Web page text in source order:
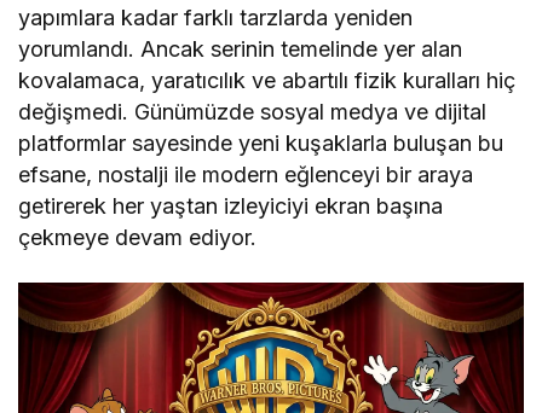
yapımlara kadar farklı tarzlarda yeniden
yorumlandı. Ancak serinin temelinde yer alan
kovalamaca, yaratıcılık ve abartılı fizik kuralları hiç
değişmedi. Günümüzde sosyal medya ve dijital
platformlar sayesinde yeni kuşaklarla buluşan bu
efsane, nostalji ile modern eğlenceyi bir araya
getirerek her yaştan izleyiciyi ekran başına
çekmeye devam ediyor.